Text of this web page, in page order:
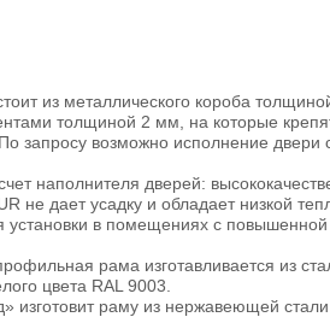
из металлического короба
толщиной 2 мм, на которые
запросу возможно исполнение двери
наполнителя дверей:
не дает усадку и обладает низкой
в помещениях с повышенной
рама изготавливается из
цвета RAL 9003.
изготовит раму из нержавеющей